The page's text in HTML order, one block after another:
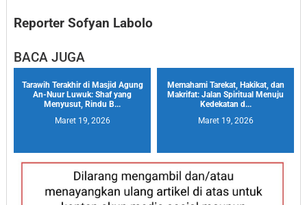
Reporter Sofyan Labolo
BACA JUGA
Tarawih Terakhir di Masjid Agung
An-Nuur Luwuk: Shaf yang
Menyusut, Rindu B...
Maret 19, 2026
Memahami Tarekat, Hakikat, dan
Makrifat: Jalan Spiritual Menuju
Kedekatan d...
Maret 19, 2026